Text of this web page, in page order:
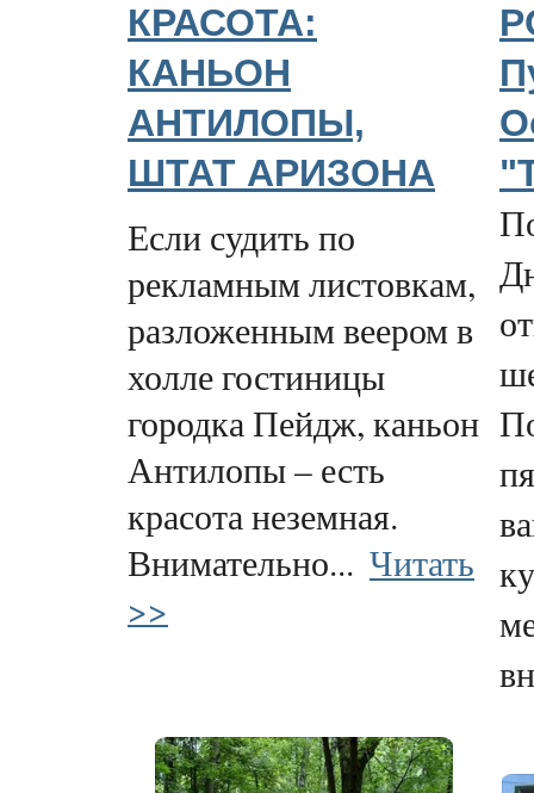
КРАСОТА:
КАНЬОН
АНТИЛОПЫ,
ШТАТ АРИЗОНА
Если судить по
рекламным листовкам,
разложенным веером в
холле гостиницы
городка Пейдж, каньон
Антилопы – есть
красота неземная.
Внимательно... Читать
>>